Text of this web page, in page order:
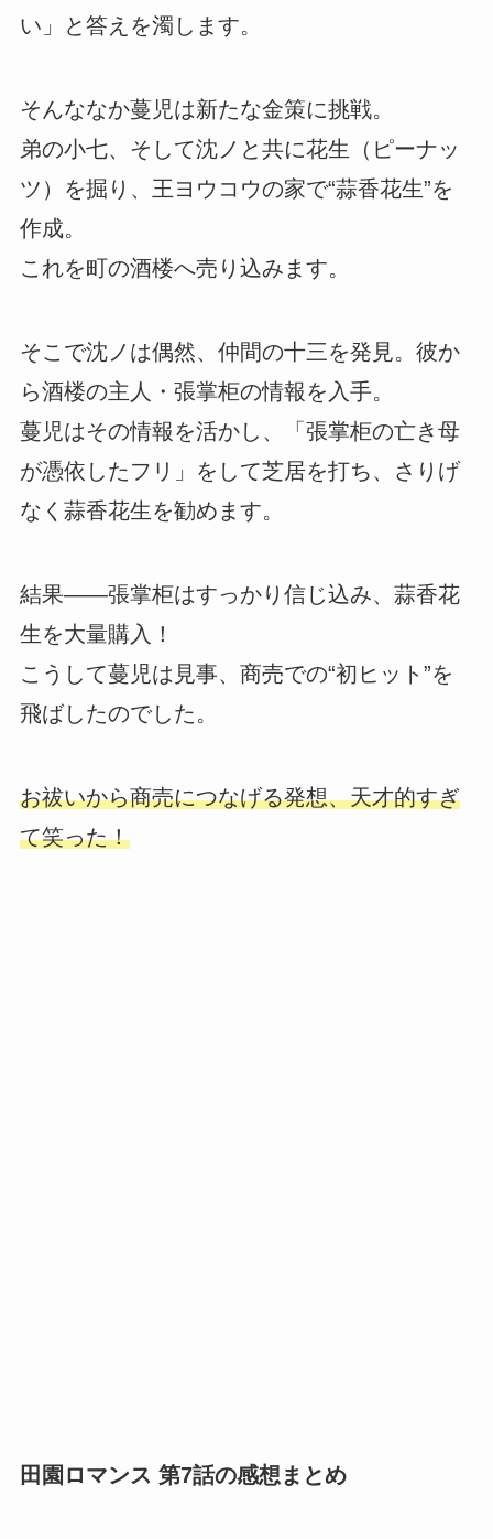
い」と答えを濁します。
そんななか蔓児は新たな金策に挑戦。
弟の小七、そして沈ノと共に花生（ピーナッ
ツ）を掘り、王ヨウコウの家で“蒜香花生”を
作成。
これを町の酒楼へ売り込みます。
そこで沈ノは偶然、仲間の十三を発見。彼か
ら酒楼の主人・張掌柜の情報を入手。
蔓児はその情報を活かし、「張掌柜の亡き母
が憑依したフリ」をして芝居を打ち、さりげ
なく蒜香花生を勧めます。
結果――張掌柜はすっかり信じ込み、蒜香花
生を大量購入！
こうして蔓児は見事、商売での“初ヒット”を
飛ばしたのでした。
お祓いから商売につなげる発想、天才的すぎ
て笑った！
田園ロマンス 第7話の感想まとめ